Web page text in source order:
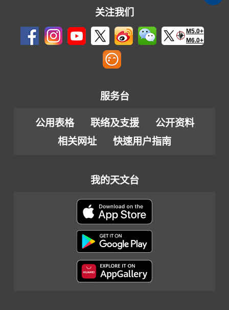
关注我们
M5.0+
M6.0+
服务台
公用表格 联络及支援
公开资料
相关网址
快速用户指南
我的天文台